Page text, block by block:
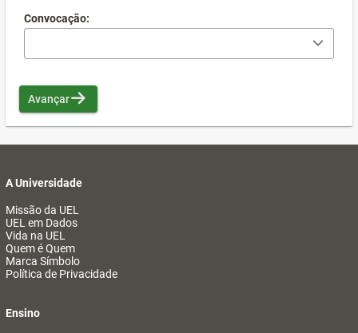
Convocação:
Avançar
A Universidade
Missão da UEL
UEL em Dados
Vida na UEL
Quem é Quem
Marca Símbolo
Política de Privacidade
Ensino